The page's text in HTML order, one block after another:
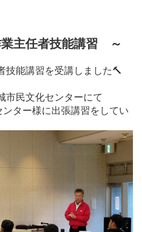
合わせ
主任者技能講習 ～
技能講習を受講しました🔨
民文化センターにて
ター様に出張講習をしてい